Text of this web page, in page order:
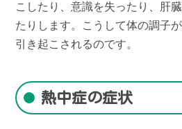
こしたり、意識を失ったり、肝
たりします。こうして体の調子
引き起こされるのです。
熱中症の症状